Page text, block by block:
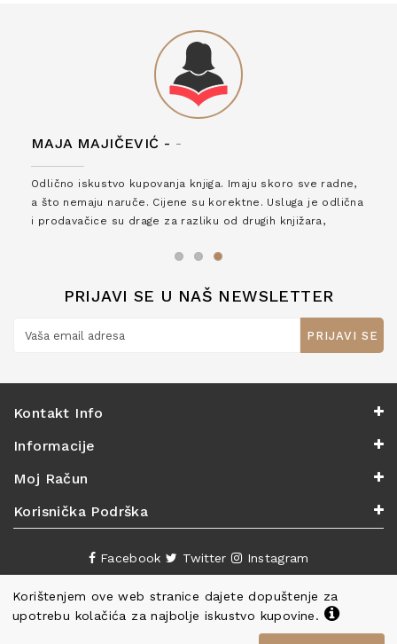
Korištenjem ove web stranice dajete dopuštenje za
upotrebu kolačića za najbolje iskustvo kupovine.
MAJA MAJIČEVIĆ - -
Odlično iskustvo kupovanja knjiga. Imaju skoro sve radne,
a što nemaju naruče. Cijene su korektne. Usluga je odlična
i prodavačice su drage za razliku od drugih knjižara,
PRIJAVI SE U NAŠ NEWSLETTER
PRIJAVI SE
Kontakt Info
Informacije
Moj Račun
Korisnička Podrška
Facebook Twitter Instagram